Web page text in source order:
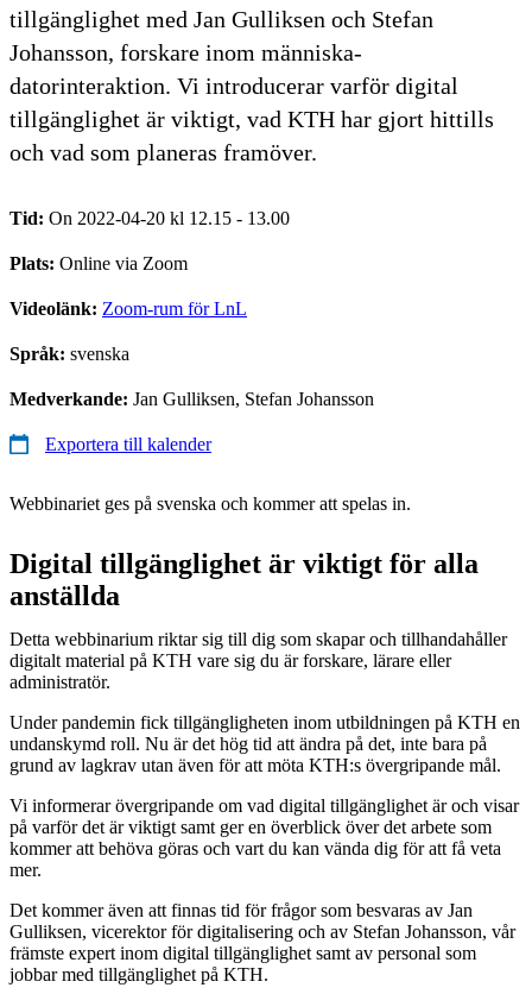
tillgänglighet med Jan Gulliksen och Stefan
Johansson, forskare inom människa-
datorinteraktion. Vi introducerar varför digital
tillgänglighet är viktigt, vad KTH har gjort hittills
och vad som planeras framöver.
Tid: On 2022-04-20 kl 12.15 - 13.00
Plats: Online via Zoom
Videolänk: Zoom-rum för LnL
Språk: svenska
Medverkande: Jan Gulliksen, Stefan Johansson
Exportera till kalender
Webbinariet ges på svenska och kommer att spelas in.
Digital tillgänglighet är viktigt för alla
anställda
Detta webbinarium riktar sig till dig som skapar och tillhandahåller
digitalt material på KTH vare sig du är forskare, lärare eller
administratör.
Under pandemin fick tillgängligheten inom utbildningen på KTH en
undanskymd roll. Nu är det hög tid att ändra på det, inte bara på
grund av lagkrav utan även för att möta KTH:s övergripande mål.
Vi informerar övergripande om vad digital tillgänglighet är och visar
på varför det är viktigt samt ger en överblick över det arbete som
kommer att behöva göras och vart du kan vända dig för att få veta
mer.
Det kommer även att finnas tid för frågor som besvaras av Jan
Gulliksen, vicerektor för digitalisering och av Stefan Johansson, vår
främste expert inom digital tillgänglighet samt av personal som
jobbar med tillgänglighet på KTH.